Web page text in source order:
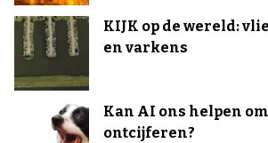
KIJK op de wereld:
en varkens
Kan AI ons helpen
ontcijferen?